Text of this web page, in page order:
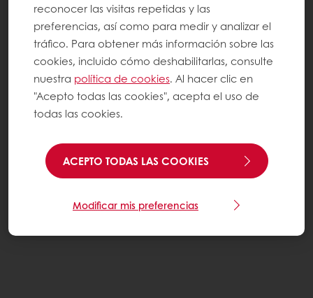
reconocer las visitas repetidas y las
preferencias, así como para medir y analizar el
tráfico. Para obtener más información sobre las
cookies, incluido cómo deshabilitarlas, consulte
nuestra política de cookies. Al hacer clic en
"Acepto todas las cookies", acepta el uso de
todas las cookies.
ACEPTO TODAS LAS COOKIES
Modificar mis preferencias